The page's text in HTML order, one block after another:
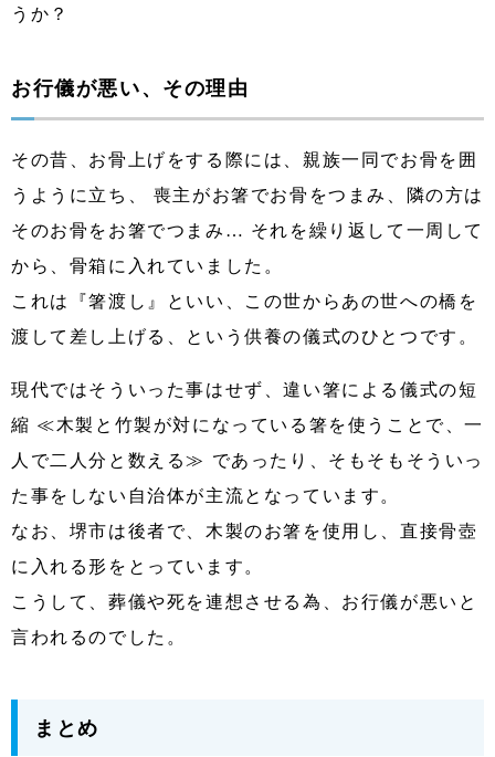
うか？
お行儀が悪い、その理由
その昔、お骨上げをする際には、親族一同でお骨を囲
うように立ち、 喪主がお箸でお骨をつまみ、隣の方は
そのお骨をお箸でつまみ… それを繰り返して一周して
から、骨箱に入れていました。
これは『箸渡し』といい、この世からあの世への橋を
渡して差し上げる、という供養の儀式のひとつです。
現代ではそういった事はせず、違い箸による儀式の短
縮 ≪木製と竹製が対になっている箸を使うことで、一
人で二人分と数える≫ であったり、そもそもそういっ
た事をしない自治体が主流となっています。
なお、堺市は後者で、木製のお箸を使用し、直接骨壺
に入れる形をとっています。
こうして、葬儀や死を連想させる為、お行儀が悪いと
言われるのでした。
まとめ